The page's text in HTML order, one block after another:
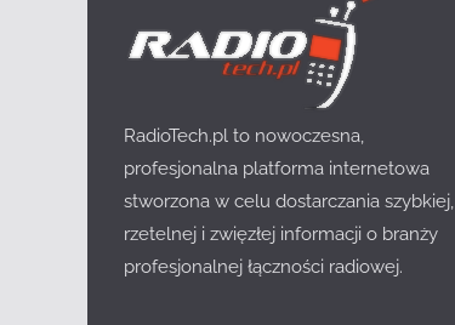
RadioTech.pl to nowoczesna,
profesjonalna platforma internetowa
stworzona w celu dostarczania szybkiej,
rzetelnej i zwięzłej informacji o branży
profesjonalnej łączności radiowej.